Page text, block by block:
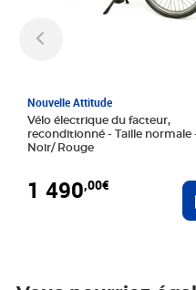
Nouvelle Attitude
Vélo électrique du facteur,
reconditionné - Taille normale -
Noir/ Rouge
1 490,00€